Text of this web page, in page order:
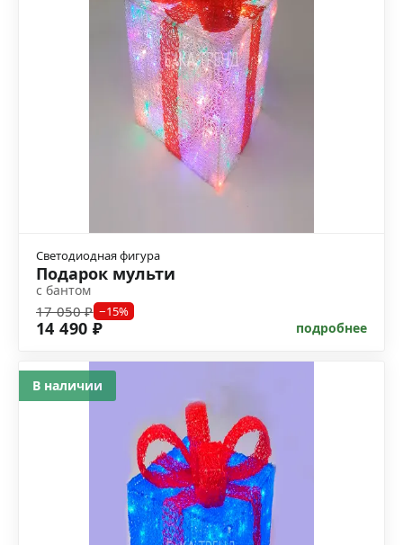
Светодиодная фигура
Подарок мульти
с бантом
17 050 ₽ −15%
14 490 ₽ подробнее
В наличии